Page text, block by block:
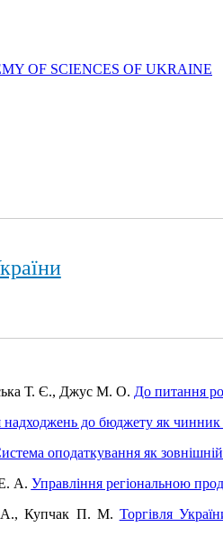
OF SCIENCES OF UKRAINE
Т. Є., Джус М. О. До питання
надходжень до бюджету як чинник
оподаткування як
А. Управління регіональною
Купчак П. М. Торгівля